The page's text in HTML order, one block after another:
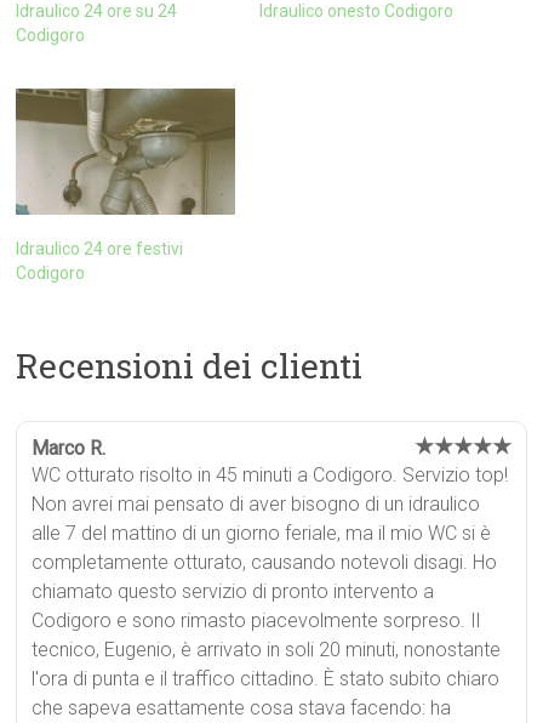
Idraulico 24 ore su 24
Codigoro
Idraulico onesto Codigoro
Idraulico 24 ore festivi
Codigoro
Recensioni dei clienti
Marco R. ★★★★★
WC otturato risolto in 45 minuti a Codigoro. Servizio top!
Non avrei mai pensato di aver bisogno di un idraulico
alle 7 del mattino di un giorno feriale, ma il mio WC si è
completamente otturato, causando notevoli disagi. Ho
chiamato questo servizio di pronto intervento a
Codigoro e sono rimasto piacevolmente sorpreso. Il
tecnico, Eugenio, è arrivato in soli 20 minuti, nonostante
l'ora di punta e il traffico cittadino. È stato subito chiaro
che sapeva esattamente cosa stava facendo: ha